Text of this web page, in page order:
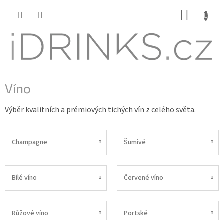
Víno
Výběr kvalitních a prémiových tichých vín z celého světa.
Champagne Šumivé
Bílé víno Červené víno
Růžové víno Portské